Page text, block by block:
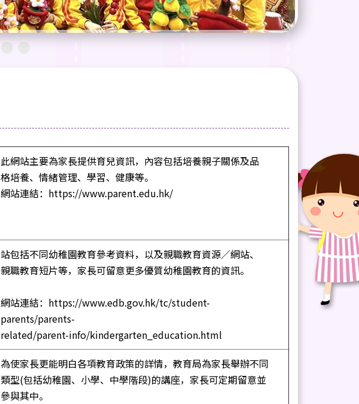
此網站主要為家長提供育兒資訊，內容包括培養親子關係及品
格培養、情緒管理、學習、健康等。
網站連結： https://www.parent.edu.hk/
站包括不同幼稚園教育參考資料，以及親職教育資源／網站、
親職教育短片等，家長可留意更多優質幼稚園教育的資訊。
網站連結： https://www.edb.gov.hk/tc/student-
parents/parents-
related/parent-info/kindergarten_education.html
為使家長更能明白各項教育政策的詳情，教育局為家長舉辦不同
類型(包括幼稚園、小學、中學階段)的講座，家長可定期留意並
參與其中。